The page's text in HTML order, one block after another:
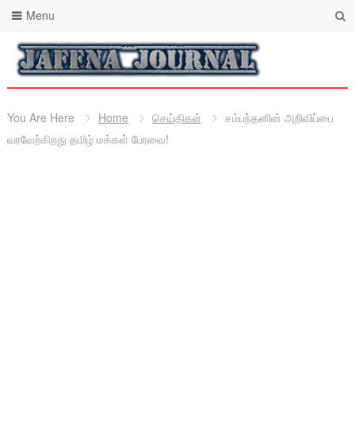
Menu
You Are Here Home செய்திகள்
சம்பந்தனின் அறிவிப்பை
வரவேற்கிறது தமிழ் மக்கள் பேரவை!